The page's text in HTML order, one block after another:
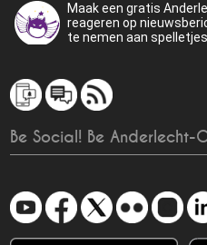
Maak een gratis
reageren op
te nemen aan
Be Social! Be Anderlecht-